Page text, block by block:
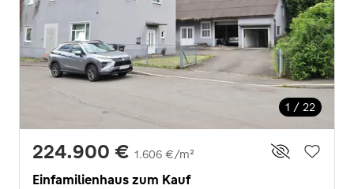
1 / 22
224.900 € 1.606 €/m²
Einfamilienhaus zum Kauf